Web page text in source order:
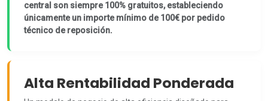
central son siempre 100% gratuitos, estableciendo
únicamente un importe mínimo de 100€ por pedido
técnico de reposición.
Alta Rentabilidad Ponderada